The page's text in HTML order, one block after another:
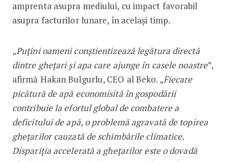
amprenta asupra mediului, cu impact favorabil
asupra facturilor lunare, în același timp.
„Puțini oameni conștientizează legătura directă
dintre ghețari și apa care ajunge în casele noastre”,
afirmă Hakan Bulgurlu, CEO al Beko. „Fiecare
picătură de apă economisită în gospodării
contribuie la efortul global de combatere a
deficitului de apă, o problemă agravată de topirea
ghețarilor cauzată de schimbările climatice.
Dispariția accelerată a ghețarilor este o dovadă